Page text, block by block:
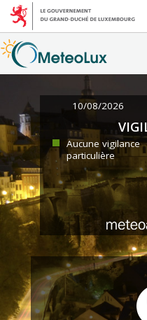
10/08/2026
Aucune vigilance
particulière